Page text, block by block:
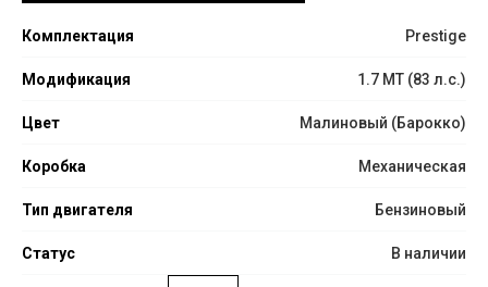
Комплектация Prestige
Модификация 1.7 MT (83 л.с.)
Цвет Малиновый (Барокко)
Коробка Механическая
Тип двигателя Бензиновый
Статус В наличии